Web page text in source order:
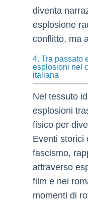
diventa
esplosione
conflitto, ma
4. Tra passato
esplosioni nel
italiana
Nel tessuto
esplosioni
fisico per
Eventi storici
fascismo,
attraverso
film e nei
momenti di